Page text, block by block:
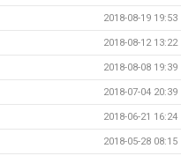
2018-08-19 19:53
2018-08-12 13:22
2018-08-08 19:39
2018-07-04 20:39
2018-06-21 16:24
2018-05-28 08:15